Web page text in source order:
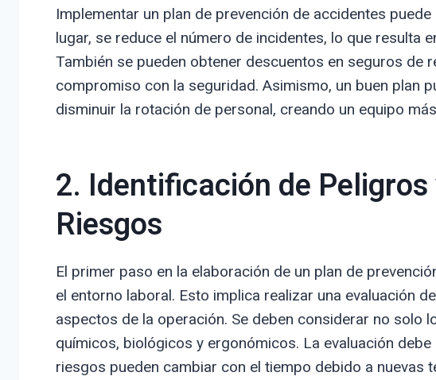
Implementar un plan de prevención de accidentes
lugar, se reduce el número de incidentes, lo que resulta
También se pueden obtener descuentos en seguros de
compromiso con la seguridad. Asimismo, un buen plan
disminuir la rotación de personal, creando un equipo
2. Identificación de
Riesgos
El primer paso en la elaboración de un plan de
el entorno laboral. Esto implica realizar una evaluación
aspectos de la operación. Se deben considerar no solo
químicos, biológicos y ergonómicos. La evaluación
riesgos pueden cambiar con el tiempo debido a